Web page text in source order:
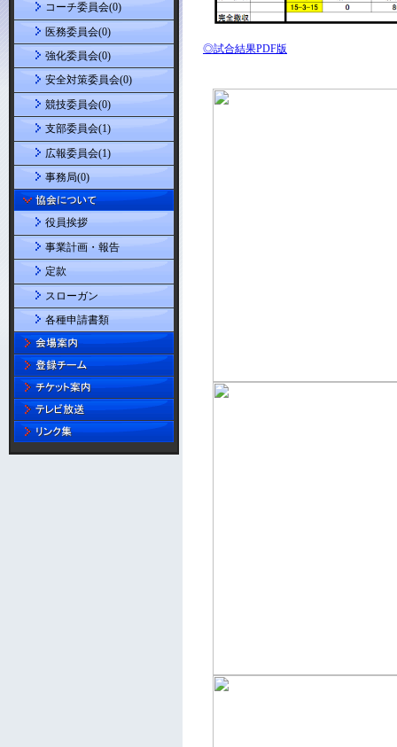
コーチ委員会(0)
医務委員会(0)
強化委員会(0)
安全対策委員会(0)
競技委員会(0)
支部委員会(1)
広報委員会(1)
事務局(0)
役員挨拶
事業計画・報告
定款
スローガン
各種申請書類